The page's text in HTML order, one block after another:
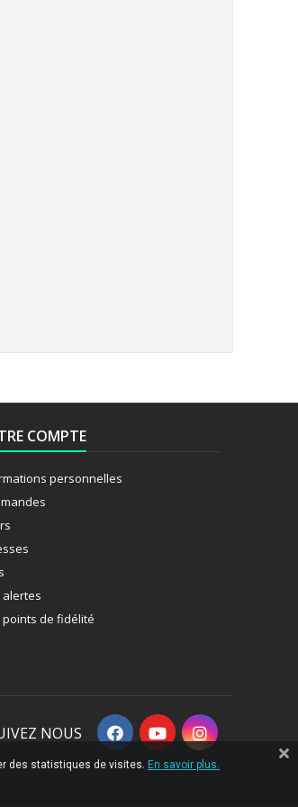
COMPTE
personnelles
alertes
points de fidélité
NOUS
des statistiques de visites. En savoir plus.